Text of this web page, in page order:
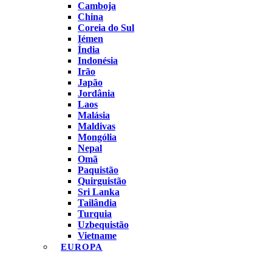
Camboja
China
Coreia do Sul
Iémen
Índia
Indonésia
Irão
Japão
Jordânia
Laos
Malásia
Maldivas
Mongólia
Nepal
Omã
Paquistão
Quirguistão
Sri Lanka
Tailândia
Turquia
Uzbequistão
Vietname
EUROPA